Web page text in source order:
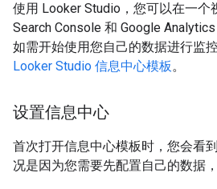
使用 Looker Studio，您可以在一个
Search Console 和 Google
如需开始使用您自己的数据进行监
Looker Studio 信息中心模板。
设置信息中心
首次打开信息中心模板时，您会看
况是因为您需要先配置自己的数据